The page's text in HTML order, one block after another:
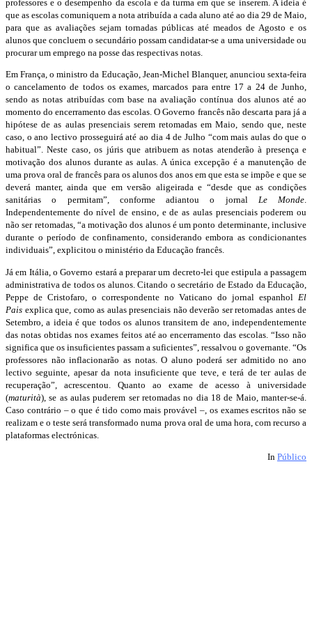
professores e o desempenho da escola e da turma em que se inserem. A ideia é
que as escolas comuniquem a nota atribuída a cada aluno até ao dia 29 de Maio,
para que as avaliações sejam tornadas públicas até meados de Agosto e os
alunos que concluem o secundário possam candidatar-se a uma universidade ou
procurar um emprego na posse das respectivas notas.
Em França, o ministro da Educação, Jean-Michel Blanquer, anunciou sexta-feira
o cancelamento de todos os exames, marcados para entre 17 a 24 de Junho,
sendo as notas atribuídas com base na avaliação contínua dos alunos até ao
momento do encerramento das escolas. O Governo francês não descarta para já a
hipótese de as aulas presenciais serem retomadas em Maio, sendo que, neste
caso, o ano lectivo prosseguirá até ao dia 4 de Julho “com mais aulas do que o
habitual”. Neste caso, os júris que atribuem as notas atenderão à presença e
motivação dos alunos durante as aulas. A única excepção é a manutenção de
uma prova oral de francês para os alunos dos anos em que esta se impõe e que se
deverá manter, ainda que em versão aligeirada e “desde que as condições
sanitárias o permitam”, conforme adiantou o jornal Le Monde.
Independentemente do nível de ensino, e de as aulas presenciais poderem ou
não ser retomadas, “a motivação dos alunos é um ponto determinante, inclusive
durante o período de confinamento, considerando embora as condicionantes
individuais”, explicitou o ministério da Educação francês.
Já em Itália, o Governo estará a preparar um decreto-lei que estipula a passagem
administrativa de todos os alunos. Citando o secretário de Estado da Educação,
Peppe de Cristofaro, o correspondente no Vaticano do jornal espanhol El
Pais explica que, como as aulas presenciais não deverão ser retomadas antes de
Setembro, a ideia é que todos os alunos transitem de ano, independentemente
das notas obtidas nos exames feitos até ao encerramento das escolas. “Isso não
significa que os insuficientes passam a suficientes”, ressalvou o governante. “Os
professores não inflacionarão as notas. O aluno poderá ser admitido no ano
lectivo seguinte, apesar da nota insuficiente que teve, e terá de ter aulas de
recuperação”, acrescentou. Quanto ao exame de acesso à universidade
(maturità), se as aulas puderem ser retomadas no dia 18 de Maio, manter-se-á.
Caso contrário – o que é tido como mais provável –, os exames escritos não se
realizam e o teste será transformado numa prova oral de uma hora, com recurso a
plataformas electrónicas.
In Público